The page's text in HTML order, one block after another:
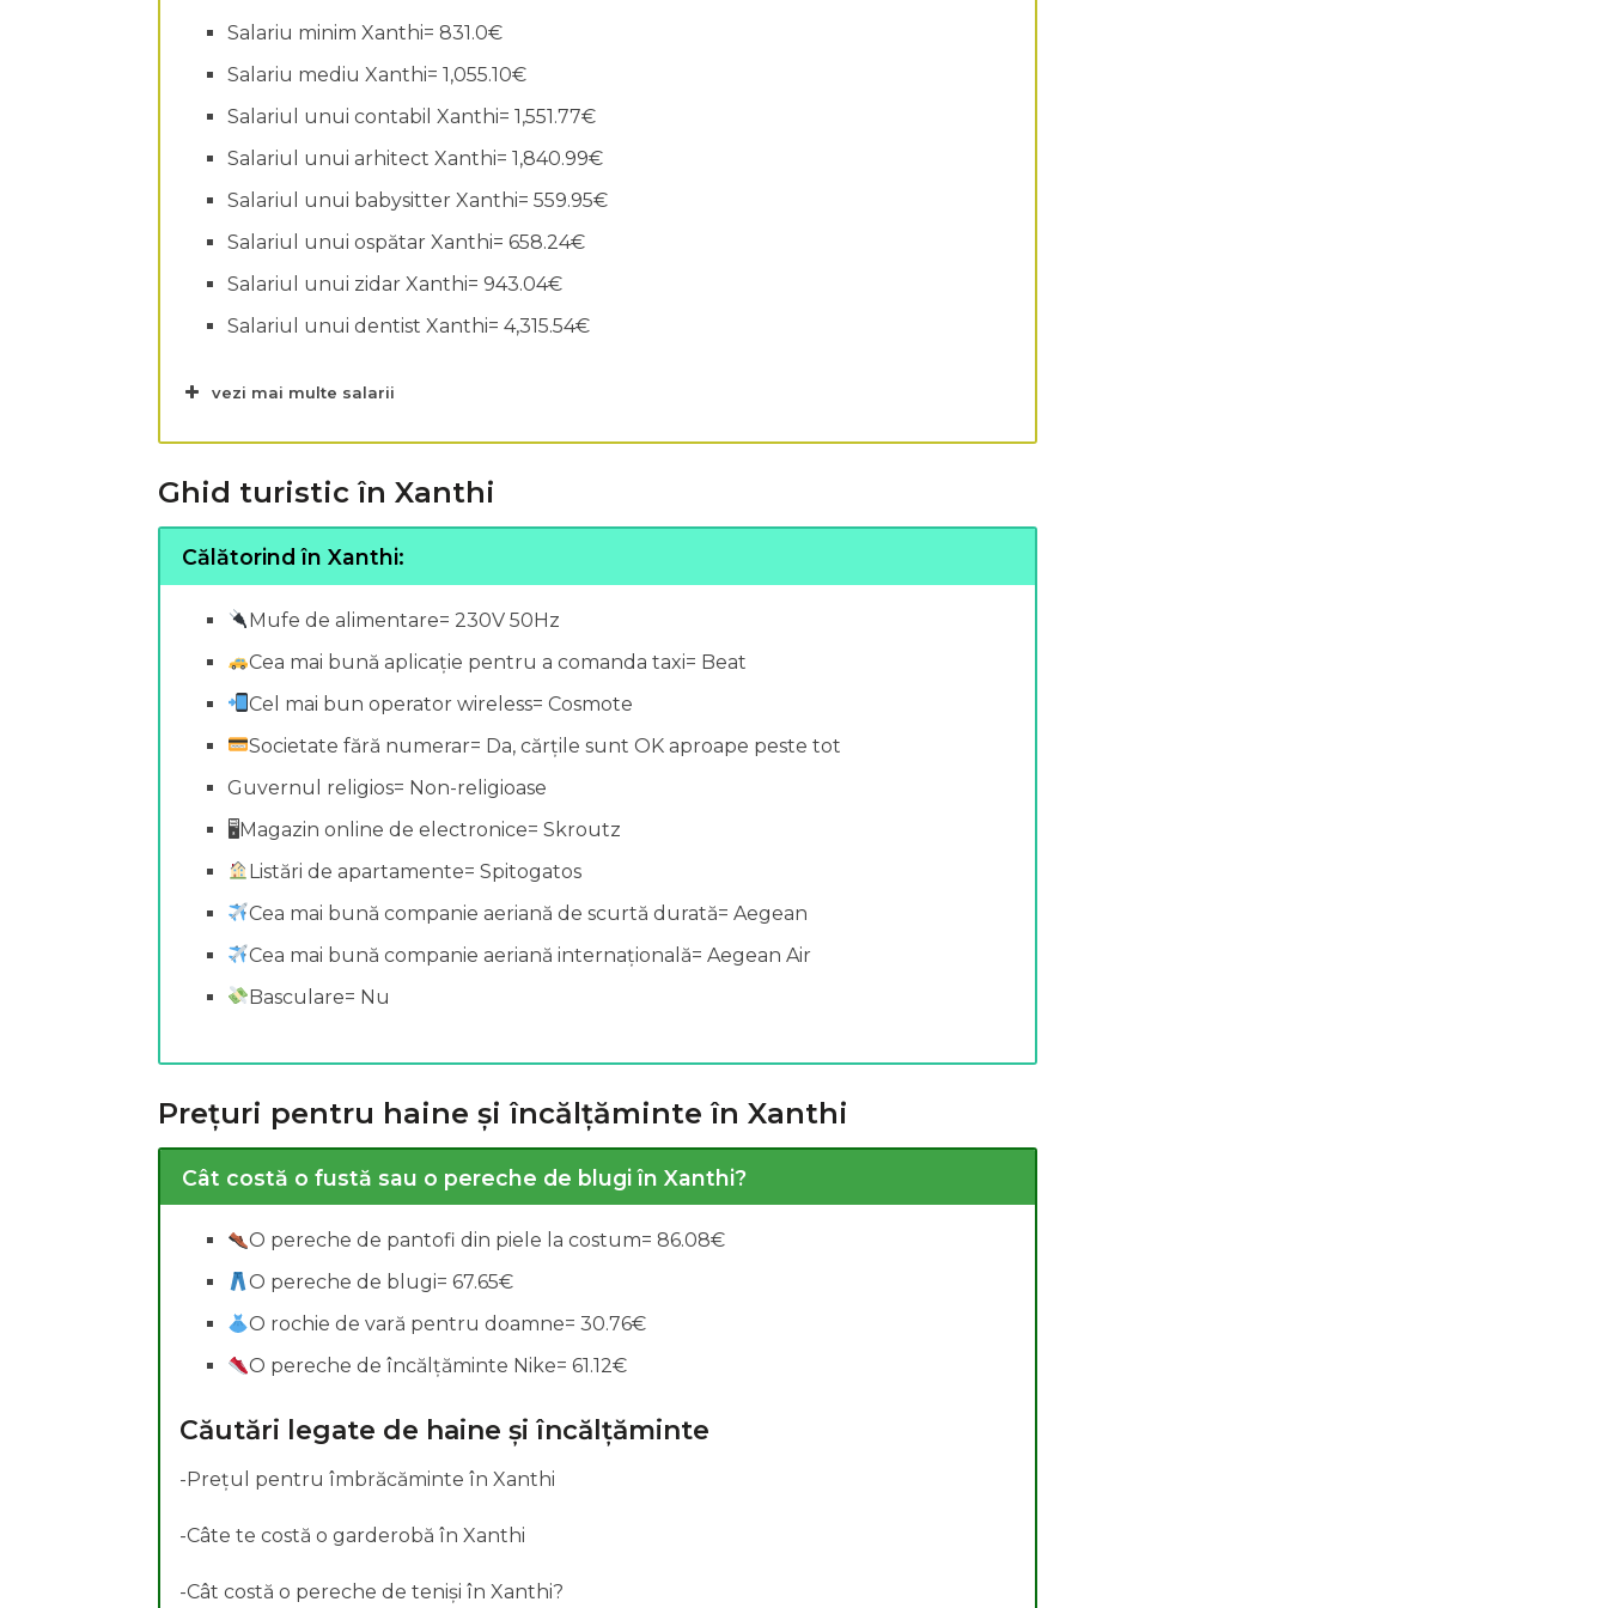
Salariu minim Xanthi= 831.0€
Salariu mediu Xanthi= 1,055.10€
Salariul unui contabil Xanthi= 1,551.77€
Salariul unui arhitect Xanthi= 1,840.99€
Salariul unui babysitter Xanthi= 559.95€
Salariul unui ospătar Xanthi= 658.24€
Salariul unui zidar Xanthi= 943.04€
Salariul unui dentist Xanthi= 4,315.54€
vezi mai multe salarii
Cercetări legate de salarii:
Ghid turistic în Xanthi
Călătorind în Xanthi:
Mufe de alimentare= 230V 50Hz
Cea mai bună aplicație pentru a comanda taxi= Beat
Cel mai bun operator wireless= Cosmote
Societate fără numerar= Da, cărțile sunt OK aproape peste tot
Guvernul religios= Non-religioase
🖥Magazin online de electronice= Skroutz
Listări de apartamente= Spitogatos
Cea mai bună companie aeriană de scurtă durată= Aegean
Cea mai bună companie aeriană internațională= Aegean Air
Basculare= Nu
Prețuri pentru haine și încălțăminte în Xanthi
Cât costă o fustă sau o pereche de blugi în Xanthi?
O pereche de pantofi din piele la costum= 86.08€
O pereche de blugi= 67.65€
O rochie de vară pentru doamne= 30.76€
O pereche de încălțăminte Nike= 61.12€
Căutări legate de haine și încălțăminte
-Prețul pentru îmbrăcăminte în Xanthi
-Câte te costă o garderobă în Xanthi
-Cât costă o pereche de teniși în Xanthi?